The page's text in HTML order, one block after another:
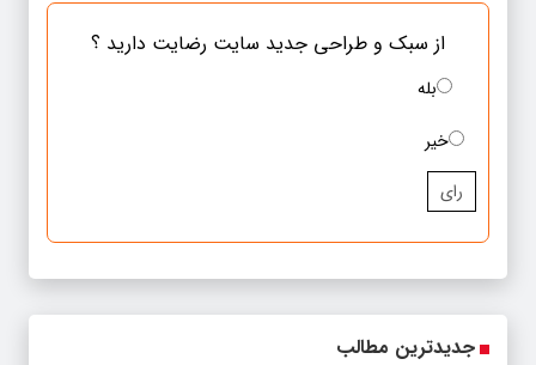
از سبک و طراحی جدید سایت رضایت دارید ؟
بله
خیر
رای
جدیدترین مطالب